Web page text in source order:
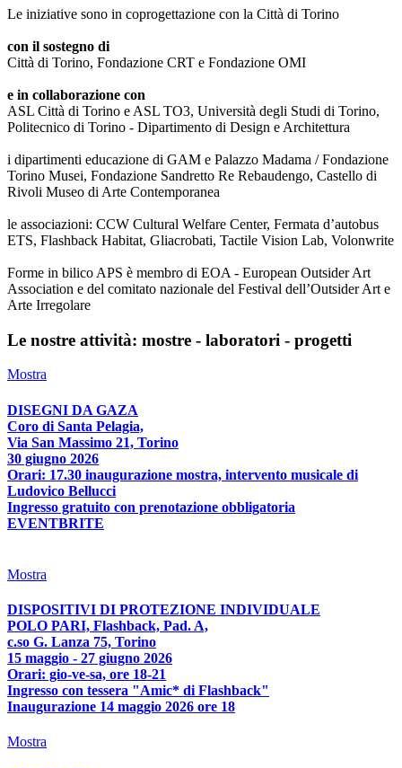
Le iniziative sono in coprogettazione con la Città di Torino
con il sostegno di
Città di Torino, Fondazione CRT e Fondazione OMI
e in collaborazione con
ASL Città di Torino e ASL TO3, Università degli Studi di Torino,
Politecnico di Torino - Dipartimento di Design e Architettura
i dipartimenti educazione di GAM e Palazzo Madama / Fondazione
Torino Musei, Fondazione Sandretto Re Rebaudengo, Castello di
Rivoli Museo di Arte Contemporanea
le associazioni: CCW Cultural Welfare Center, Fermata d’autobus
ETS, Flashback Habitat, Gliacrobati, Tactile Vision Lab, Volonwrite
Forme in bilico APS è membro di EOA - European Outsider Art
Association e del comitato nazionale del Festival dell’Outsider Art e
Arte Irregolare
Le nostre attività: mostre - laboratori - progetti
Mostra
DISEGNI DA GAZA
Coro di Santa Pelagia,
Via San Massimo 21, Torino
30 giugno 2026
Orari: 17.30 inaugurazione mostra, intervento musicale di
Ludovico Bellucci
Ingresso gratuito con prenotazione obbligatoria
EVENTBRITE
Mostra
DISPOSITIVI DI PROTEZIONE INDIVIDUALE
POLO PARI, Flashback, Pad. A,
c.so G. Lanza 75, Torino
15 maggio - 27 giugno 2026
Orari: gio-ve-sa, ore 18-21
Ingresso con tessera "Amic* di Flashback"
Inaugurazione 14 maggio 2026 ore 18
Mostra